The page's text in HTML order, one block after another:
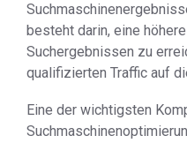
besteht darin, eine
Suchergebnissen zu
qualifizierten Traffic auf
Eine der wichtigsten